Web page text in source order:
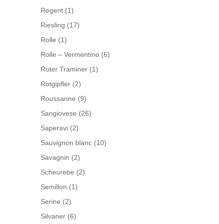
Regent (1)
Riesling (17)
Rolle (1)
Rolle – Vermentino (6)
Roter Traminer (1)
Rotgipfler (2)
Roussanne (9)
Sangiovese (26)
Saperavi (2)
Sauvignon blanc (10)
Savagnin (2)
Scheurebe (2)
Semillon (1)
Serine (2)
Silvaner (6)